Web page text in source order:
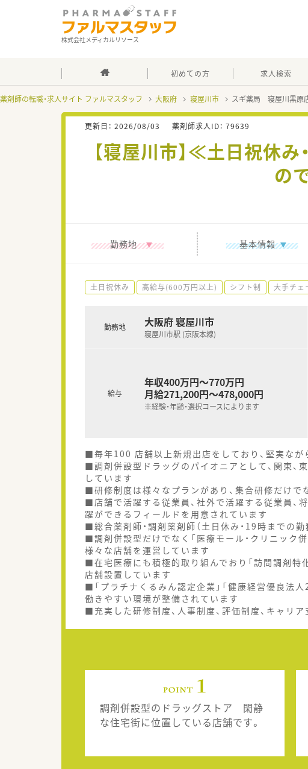
株式会社メディカルリソース
初めての方 求人検索
薬剤師の転職・求人サイト ファルマスタッフ 大阪府 寝屋川市 スギ薬局 寝屋川黒原
更新日： 2026/08/03 薬剤師求人ID： 79639
【寝屋川市】≪土日祝休
の
勤務地 基本情報
土日祝休み 高給与(600万円以上) シフト制 大手チェ
勤務地 大阪府 寝屋川市
寝屋川市駅 (京阪本線)
給与
年収400万円～770万円
月給271,200円～478,000円
※経験・年齢・選択コースによります
■毎年100 店舗以上新規出店をしており、堅実なが
■調剤併設型ドラッグのパイオニアとして、関東、
しています
■研修制度は様々なプランがあり、集合研修だけ
■店舗で活躍する従業員、社外で活躍する従業員、
躍ができるフィールドを用意されています
■総合薬剤師・調剤薬剤師（土日休み・19時までの
■調剤併設型だけでなく「医療モール・クリニック併
様々な店舗を運営しています
■在宅医療にも積極的取り組んでおり「訪問調剤特
店舗設置しています
■「プラチナくるみん認定企業」「健康経営優良法
働きやすい環境が整備されています
■充実した研修制度、人事制度、評価制度、キャリ
調剤併設型のドラッグストア 閑静
な住宅街に位置している店舗です。